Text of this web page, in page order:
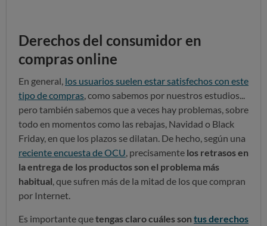
Derechos del consumidor en
compras online
En general, los usuarios suelen estar satisfechos con este
tipo de compras , como sabemos por nuestros estudios...
pero también sabemos que a veces hay problemas, sobre
todo en momentos como las rebajas, Navidad o Black
Friday, en que los plazos se dilatan. De hecho, según una
reciente encuesta de OCU , precisamente los retrasos en
la entrega de los productos son el problema más
habitual , que sufren más de la mitad de los que compran
por Internet.
Es importante quetengas claro cuáles son tus derechos